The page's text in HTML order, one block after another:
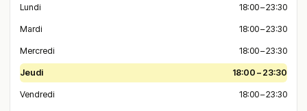
Lundi 18:00 – 23:30
Mardi 18:00 – 23:30
Mercredi 18:00 – 23:30
Jeudi 18:00 – 23:30
Vendredi 18:00 – 23:30